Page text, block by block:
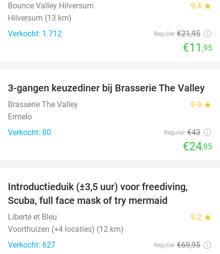
Bounce Valley Hilversum 9.4 star
Hilversum (13 km)
Verkocht: 1.712
Regulier €21,95
€11 ,95
42%
3-gangen keuzediner bij Brasserie The Valley
Brasserie The Valley 9.9 star
Ermelo
Verkocht: 80
Regulier €43
€24,95
Introductieduik (±3,5 uur) voor freediving,
Scuba, full face mask of try mermaid
Liberté et Bleu 9.2 star
Voorthuizen (+4 locaties) (12 km)
Verkocht: 627
Regulier €69,95